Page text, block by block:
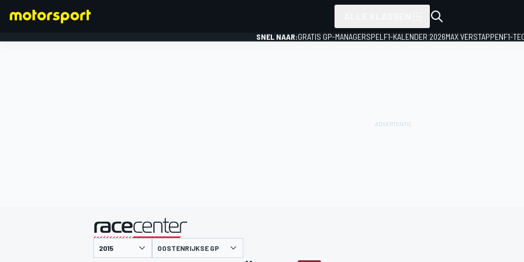
SNEL NAAR:GRATIS GP-MANAGERSPEL F1-KALENDER 2026MAX VERSTAPPENF1-
gepresenteerd door
OOSTENRIJKSE GP